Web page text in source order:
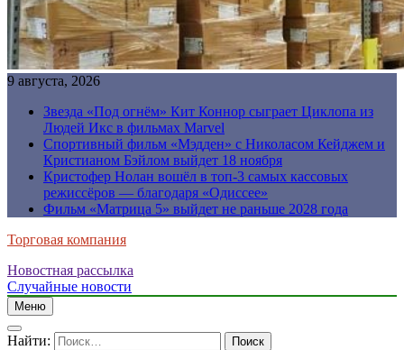
9 августа, 2026
Звезда «Под огнём» Кит Коннор сыграет Циклопа из
Людей Икс в фильмах Marvel
Спортивный фильм «Мэдден» с Николасом Кейджем и
Кристианом Бэйлом выйдет 18 ноября
Кристофер Нолан вошёл в топ-3 самых кассовых
режиссёров — благодаря «Одиссее»
Фильм «Матрица 5» выйдет не раньше 2028 года
Торговая компания
Новостная рассылка
Случайные новости
Меню
Найти: